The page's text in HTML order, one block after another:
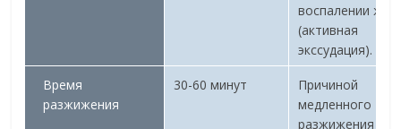
воспалении
(активная
экссудация).
Время
разжижения
30-60 минут
Причиной
медленного
разжижения